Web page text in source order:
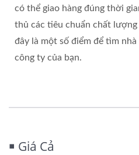
có thể giao hàng đúng thời
thủ các tiêu chuẩn chất
đây là một số điểm để tìm
công ty của bạn.
￭ Giá Cả